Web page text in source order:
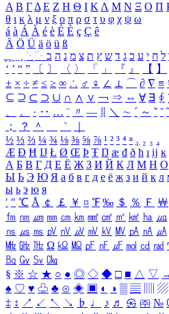
Α Β ΓΔ Ε Ζ Η Θ Ι ΚΛ Μ Ν Ξ Ο Π
θ ι κ λ μ ν ξ ο π ρ σ τ υ φ χ ψ ω
á à Á À é è É È ç Ç ê
Ä Ö Ü ä ö ü ß
ִֶֹ ֻּ ׁׂ ל ח י ע כ ג ד ש ץ ת צ מ נ ה ב
‘ ’ “ ” 〔 〕 〈 〉 「 」 『 』 【 】
± × ÷ ≠ ≤ ≥ ∞ ∴ ♂ ♀ ∠ ⊥ ⌒ ∂ ∇ ≡
⊆ ⊇ ⊂ ⊃ ∪ ∩ ∧ ∨ ￢ ⇒ ⇔ ∀ ∃ ∮
、
。 · ‥ … ¨ 〃 ― ＼ ∼ ´ ～ ˇ ˘ ˝
；
？ ＾ ｀
½ ⅓ ⅔ ¼ ¾ ⅛ ⅜ ⅝ ⅞ ¹ ² ³ ⁴ ⁿ ₁ ₂ ₃ ₄
Æ Ð Ħ Ĳ Ł Ø Œ Þ Ŧ Ŋ æ đ ð ħ ı ĳ ĸ
А Б В Г Д Е Ё Ж З И Й К Л М Н О
Ы Ь Э Ю Я а б в г д е ё ж з и й к л
ы ь э ю я
′ ″ ℃ Å ￠ ￡ ￥ ¤ ℉ ‰ ＄ ％ Ｆ ￦
㎙ ㎚ ㎛ ㎜ ㎝ ㎞ ㎟ ㎠ ㎡ ㎢ ㏊ ㎍
㎱ ㎲ ㎳ ㎴ ㎵ ㎶ ㎷ ㎸ ㎹ ㎀ ㎁ ㎂
㎒ ㎓ ㎔ Ω ㏀ ㏁ ㎊ ㎋ ㎌ ㏖ ㏅ ㎭
㏃ ㏉ ㏜ ㏆
§ ※ ☆ ★ ○ ● ◎ ◇ ◆ □ ■ △ ▽
♠ ♡ ♥ ♧ ♣ ⊙ ◈ ▣ ◐ ◑ ▒ ▤ ▨
‡ ↕ ↗ ↙ ↖ ↘ ♭ ♩ ♪ ♬ ㉿ ㈜ №